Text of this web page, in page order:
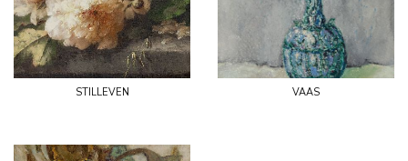
stilleven vaas